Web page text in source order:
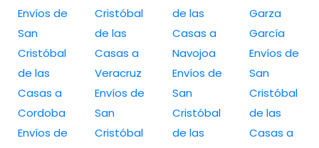
Envíos de
San
Cristóbal
de las
Casas a
Cordoba
Envíos de
Cristóbal
de las
Casas a
Veracruz
Envíos de
San
Cristóbal
de las
Casas a
Navojoa
Envíos de
San
Cristóbal
de las
Garza
García
Envíos de
San
Cristóbal
de las
Casas a